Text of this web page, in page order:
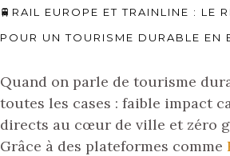
🚆RAIL EUROPE ET TRAINLINE : LE
POUR UN TOURISME DURABLE EN
Quand on parle de tourisme
toutes les cases : faible impact
directs au cœur de ville et zéro
Grâce à des plateformes comme